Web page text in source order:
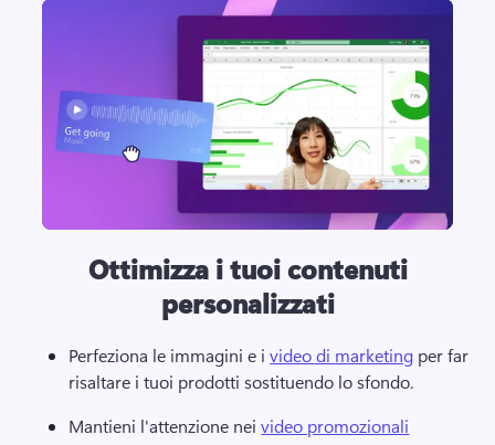
Ottimizza i tuoi contenuti
personalizzati
Perfeziona le immagini e i video di marketing per far
risaltare i tuoi prodotti sostituendo lo sfondo.
Mantieni l'attenzione nei video promozionali